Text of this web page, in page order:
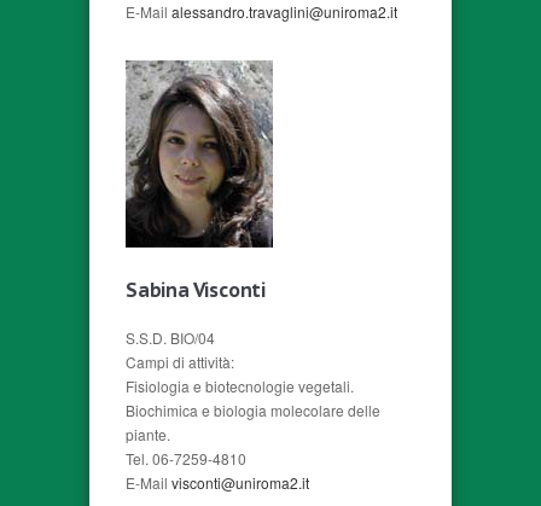
E-Mail alessandro.travaglini@uniroma2.it
Sabina Visconti
S.S.D. BIO/04
Campi di attività:
Fisiologia e biotecnologie vegetali.
Biochimica e biologia molecolare delle
piante.
Tel. 06-7259-4810
E-Mail visconti@uniroma2.it